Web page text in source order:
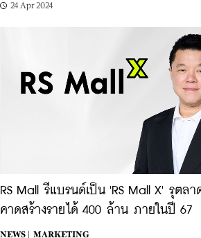
24 Apr 2024
RS Mall รีแบรนด์เป็น 'RS Mall X' รุตล
คาดสร้างรายได้ 400 ล้าน ภายในปี 67
NEWS |
MARKETING